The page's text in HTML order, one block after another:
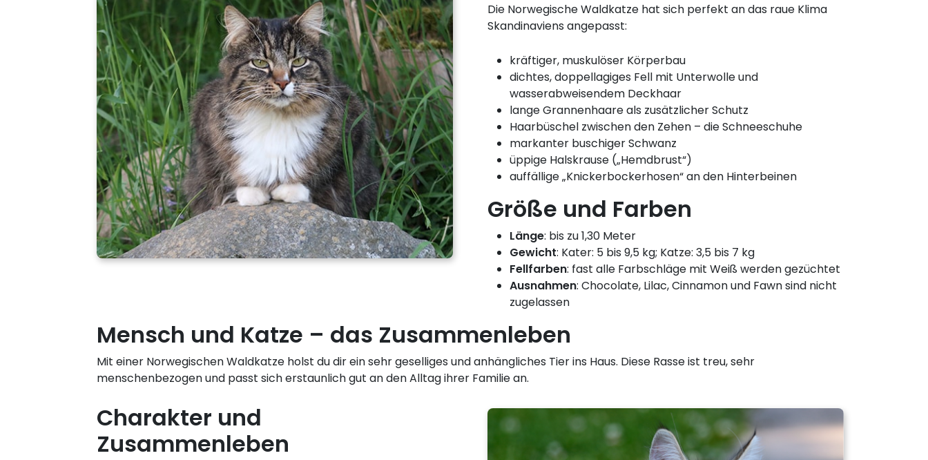
Die Norwegische Waldkatze hat sich perfekt an das raue Klima
Skandinaviens angepasst:
kräftiger, muskulöser Körperbau
dichtes, doppellagiges Fell mit Unterwolle und
wasserabweisendem Deckhaar
lange Grannenhaare als zusätzlicher Schutz
Haarbüschel zwischen den Zehen – die Schneeschuhe
markanter buschiger Schwanz
üppige Halskrause („Hemdbrust“)
auffällige „Knickerbockerhosen“ an den Hinterbeinen
Größe und Farben
Länge: bis zu 1,30 Meter
Gewicht: Kater: 5 bis 9,5 kg; Katze: 3,5 bis 7 kg
Fellfarben: fast alle Farbschläge mit Weiß werden gezüchtet
Ausnahmen: Chocolate, Lilac, Cinnamon und Fawn sind nicht
zugelassen
Mensch und Katze – das Zusammenleben
Mit einer Norwegischen Waldkatze holst du dir ein sehr geselliges und anhängliches Tier ins Haus. Diese Rasse ist treu, sehr
menschenbezogen und passt sich erstaunlich gut an den Alltag ihrer Familie an.
Charakter und
Zusammenleben